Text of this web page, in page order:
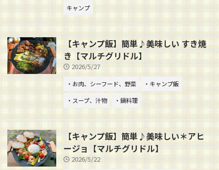
キャンプ
【キャンプ飯】簡単♪美味しい すき焼
き【マルチグリドル】
2026/5/27
・お肉、シーフード、野菜
・キャンプ飯
・スープ、汁物
・鍋料理
【キャンプ飯】簡単♪美味しい＊アヒ
ージョ【マルチグリドル】
2026/5/22